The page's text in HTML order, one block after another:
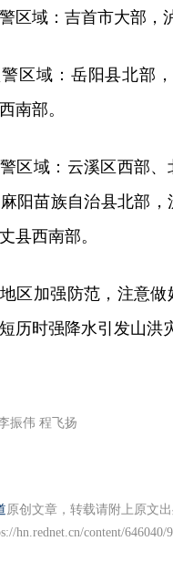
区域：吉首市大部，
区域：岳阳县北部
南部。
区域：云溪区西部
阳苗族自治县北部
县西南部。
区加强防范，注意
历时强降水引发山洪
振伟 程飞扬
原创文章，转载请附上原文出
hn.rednet.cn/content/646040/